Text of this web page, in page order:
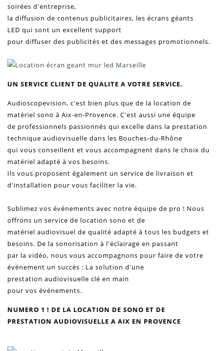
soirées d'entreprise,
la diffusion de contenus publicitaires, les écrans géants
LED qui sont un excellent support
pour diffuser des publicités et des messages promotionnels.
UN SERVICE CLIENT DE QUALITE A VOTRE SERVICE.
Audioscopevision, c'est bien plus que de la location de
matériel sono à Aix-en-Provence. C'est aussi une équipe
de professionnels passionnés qui excelle dans la prestation
technique audiovisuelle dans les Bouches-du-Rhône
qui vous conseillent et vous accompagnent dans le choix du
matériel adapté à vos besoins.
Ils vous proposent également un service de livraison et
d'installation pour vous faciliter la vie.
Sublimez vos événements avec notre équipe de pro ! Nous
offrons un service de location sono et de
matériel audiovisuel de qualité adapté à tous les budgets et
besoins. De la sonorisation à l'éclairage en passant
par la vidéo, nous vous accompagnons pour faire de votre
événement un succès : La solution d'une
prestation audiovisuelle clé en main
pour vos événements.
NUMERO 1 ! DE LA LOCATION DE SONO ET DE
PRESTATION AUDIOVISUELLE A AIX EN PROVENCE